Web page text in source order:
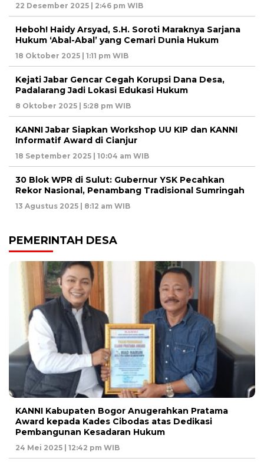
22 Desember 2025 | 2:46 pm WIB
Heboh! Haidy Arsyad, S.H. Soroti Maraknya Sarjana
Hukum ‘Abal-Abal’ yang Cemari Dunia Hukum
18 Oktober 2025 | 1:11 pm WIB
Kejati Jabar Gencar Cegah Korupsi Dana Desa,
Padalarang Jadi Lokasi Edukasi Hukum
8 Oktober 2025 | 5:28 pm WIB
KANNI Jabar Siapkan Workshop UU KIP dan KANNI
Informatif Award di Cianjur
18 September 2025 | 10:04 am WIB
30 Blok WPR di Sulut: Gubernur YSK Pecahkan
Rekor Nasional, Penambang Tradisional Sumringah
13 Agustus 2025 | 8:12 am WIB
PEMERINTAH DESA
KANNI Kabupaten Bogor Anugerahkan Pratama
Award kepada Kades Cibodas atas Dedikasi
Pembangunan Kesadaran Hukum
24 Mei 2025 | 12:42 pm WIB